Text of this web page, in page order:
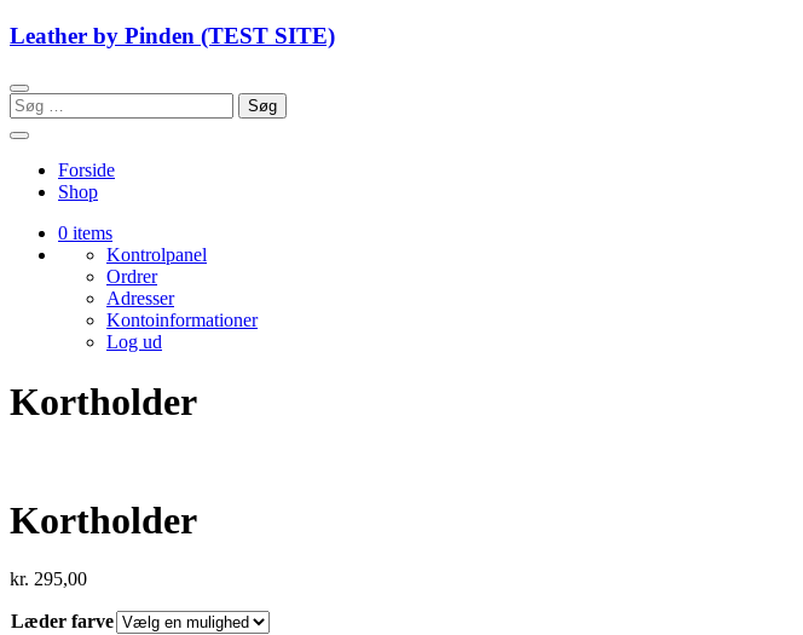
Skip
Leather by Pinden (TEST SITE)
Søg
efter:
Forside
Shop
0 items
Kontrolpanel
Ordrer
Adresser
Kontoinformationer
Log ud
Kortholder
Kortholder
kr. 295,00
Læder farve